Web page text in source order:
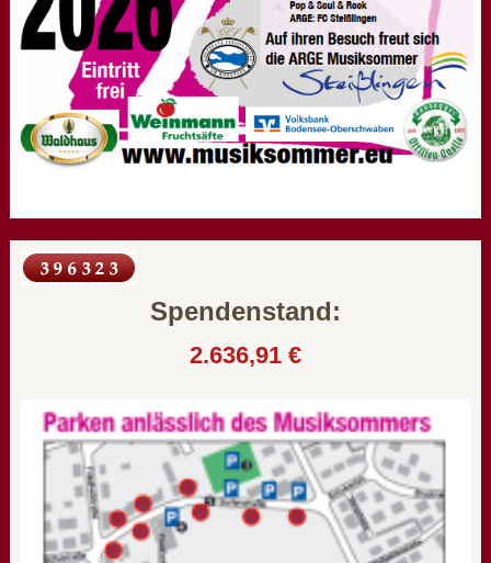
Spendenstand:
2.636,91 €